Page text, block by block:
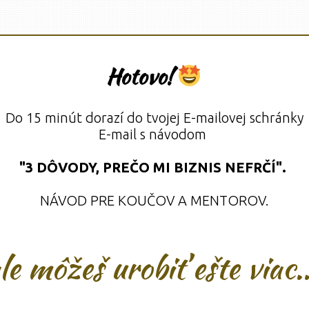
Hotovo!
Do 15 minút dorazí do tvojej E-mailovej schránky
E-mail s návodom
"3 DÔVODY, PREČO MI BIZNIS NEFRČÍ".
NÁVOD PRE KOUČOV A MENTOROV.
môžeš urobiť ešte